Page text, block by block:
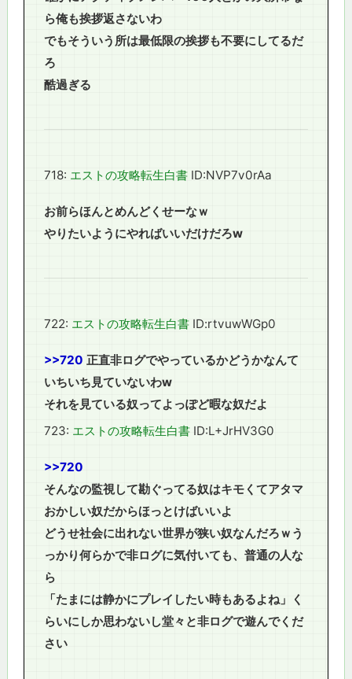
ら俺も挨拶返さないわ
でもそういう所は最低限の挨拶も不要にしてるだ
ろ
酷過ぎる
718: エストの攻略転生白書 ID:NVP7v0rAa
お前らほんとめんどくせーなｗ
やりたいようにやればいいだけだろw
722: エストの攻略転生白書 ID:rtvuwWGp0
>>720 正直非ログでやっているかどうかなんて
いちいち見ていないわw
それを見ている奴ってよっぽど暇な奴だよ
723: エストの攻略転生白書 ID:L+JrHV3G0
>>720
そんなの監視して勘ぐってる奴はキモくてアタマ
おかしい奴だからほっとけばいいよ
どうせ社会に出れない世界が狭い奴なんだろｗう
っかり何らかで非ログに気付いても、普通の人な
ら
「たまには静かにプレイしたい時もあるよね」く
らいにしか思わないし堂々と非ログで遊んでくだ
さい